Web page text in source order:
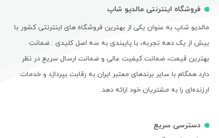
فروشگاه اینترنتی مالدیو شاپ
مالدیو شاپ به عنوان یکی از بهترین فروشگاه های اینترنتی کشور با
بیش از یک دهه تجربه، با پایبندی به سه اصل کلیدی : ضمانت
بهترین قیمت، ضمانت کیفیت عالی و ضمانت ارسال سریع در نظر
دارد همگام با سایر برندهای معتبر ایران به رقابت بپردازد و خدمات
ارزنده‌ای را به مشتریان خود ارائه دهد.
دسترسی سریع